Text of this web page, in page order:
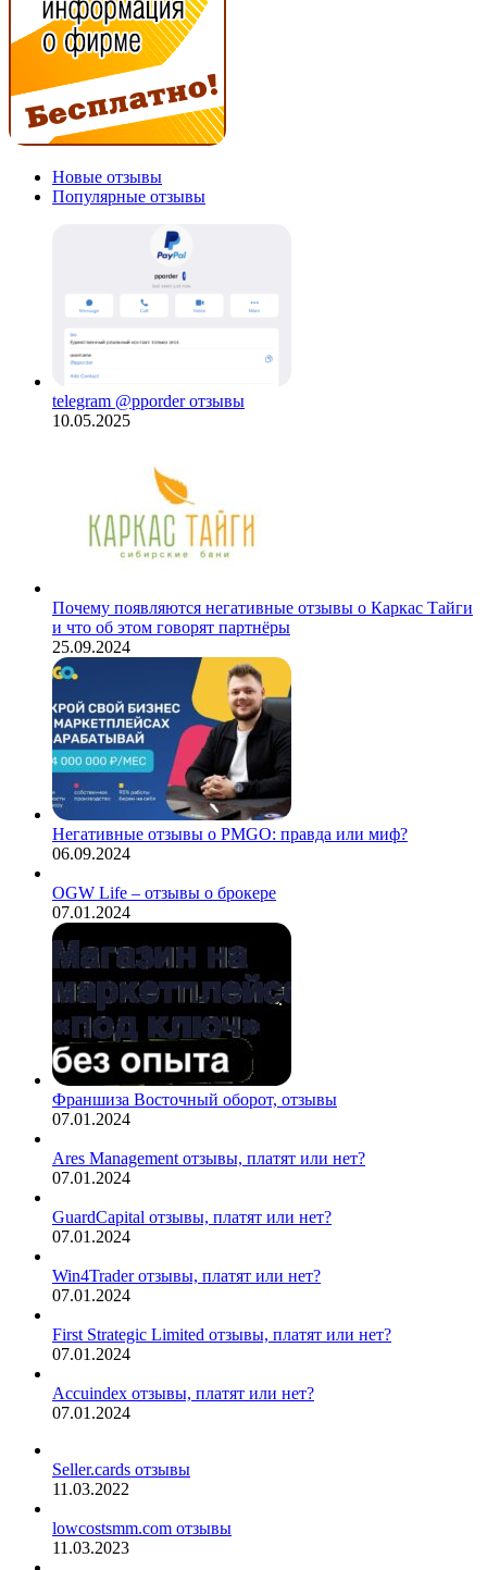
Новые отзывы
Популярные отзывы
telegram @pporder отзывы
10.05.2025
Почему появляются негативные отзывы о Каркас Тайги
и что об этом говорят партнёры
25.09.2024
Негативные отзывы о PMGO: правда или миф?
06.09.2024
OGW Life – отзывы о брокере
07.01.2024
Франшиза Восточный оборот, отзывы
07.01.2024
Ares Management отзывы, платят или нет?
07.01.2024
GuardCapital отзывы, платят или нет?
07.01.2024
Win4Trader отзывы, платят или нет?
07.01.2024
First Strategic Limited отзывы, платят или нет?
07.01.2024
Accuindex отзывы, платят или нет?
07.01.2024
Seller.cards отзывы
11.03.2022
lowcostsmm.com отзывы
11.03.2023